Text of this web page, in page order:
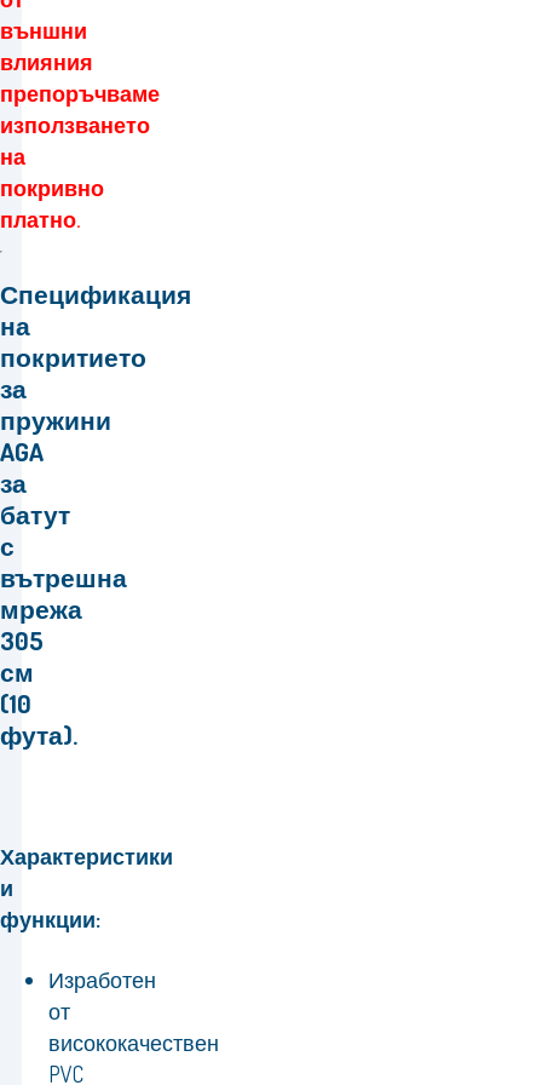
външни
влияния
препоръчваме
използването
на
покривно
платно.
Спецификация
на
покритието
за
пружини
AGA
за
батут
с
вътрешна
мрежа
305
см
(10
фута).
Характеристики
и
функции:
Изработен
от
висококачествен
PVC